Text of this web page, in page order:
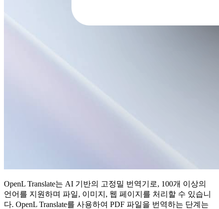
OpenL Translate는 AI 기반의 고정밀 번역기로, 100개 이상의
언어를 지원하며 파일, 이미지, 웹 페이지를 처리할 수 있습니
다. OpenL Translate를 사용하여 PDF 파일을 번역하는 단계는